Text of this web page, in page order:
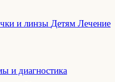
и линзы Детям Лечение
и диагностика